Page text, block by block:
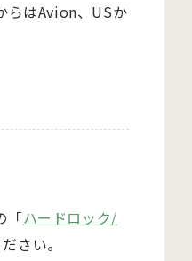
らはAvion、USか
「ハードロック/
さい。